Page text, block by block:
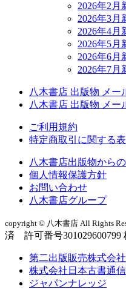
2026年2月
2026年3月
2026年4月
2026年5月
2026年6月
2026年7月
八木書店 出版物 メー
八木書店 出版物 メー
ご利用規約
特定商取引に関する
八木書店出版物から
個人情報保護方針
お問い合わせ
八木書店グループ
copyright © 八木書店 All Rights
済 許可番号301029600799
第二出版販売株式会社
株式会社日本古書通
ジャパンナレッジ